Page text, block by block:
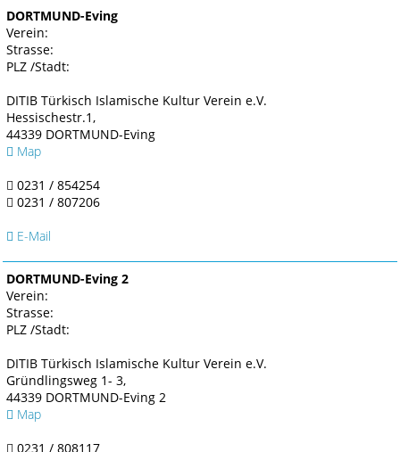
DORTMUND-Eving
Verein:
Strasse:
PLZ /Stadt:
DITIB Türkisch Islamische Kultur Verein e.V.
Hessischestr.1,
44339 DORTMUND-Eving
Map
0231 / 854254
0231 / 807206
E-Mail
DORTMUND-Eving 2
Verein:
Strasse:
PLZ /Stadt:
DITIB Türkisch Islamische Kultur Verein e.V.
Gründlingsweg 1- 3,
44339 DORTMUND-Eving 2
Map
0231 / 808117